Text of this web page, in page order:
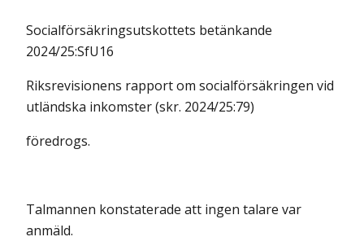
Socialförsäkringsutskottets betänkande
2024/25:SfU16
Riksrevisionens rapport om socialförsäkringen vid
utländska inkomster (skr. 2024/25:79)
föredrogs.
Talmannen konstaterade att ingen talare var
anmäld.